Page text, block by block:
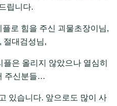
립니다.
로 힘을 주신 괴물초장이님,
절대검성님,
은 올리지 않았으나 열심히
주신분들…
있습니다. 앞으로도 많이 사